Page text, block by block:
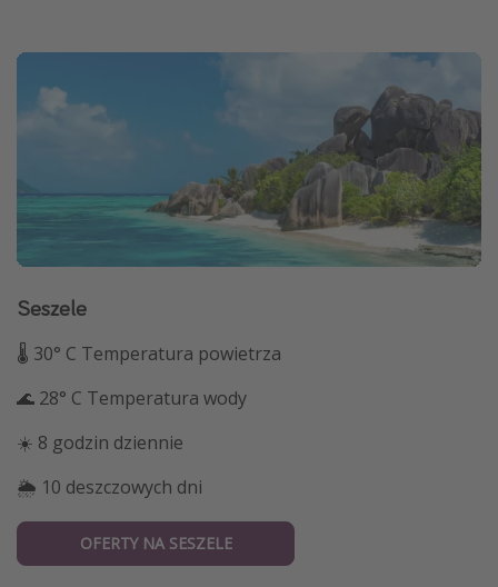
Seszele
🌡 30° C Temperatura powietrza
🌊 28° C Temperatura wody
☀️ 8 godzin dziennie
🌦 10 deszczowych dni
OFERTY NA SESZELE